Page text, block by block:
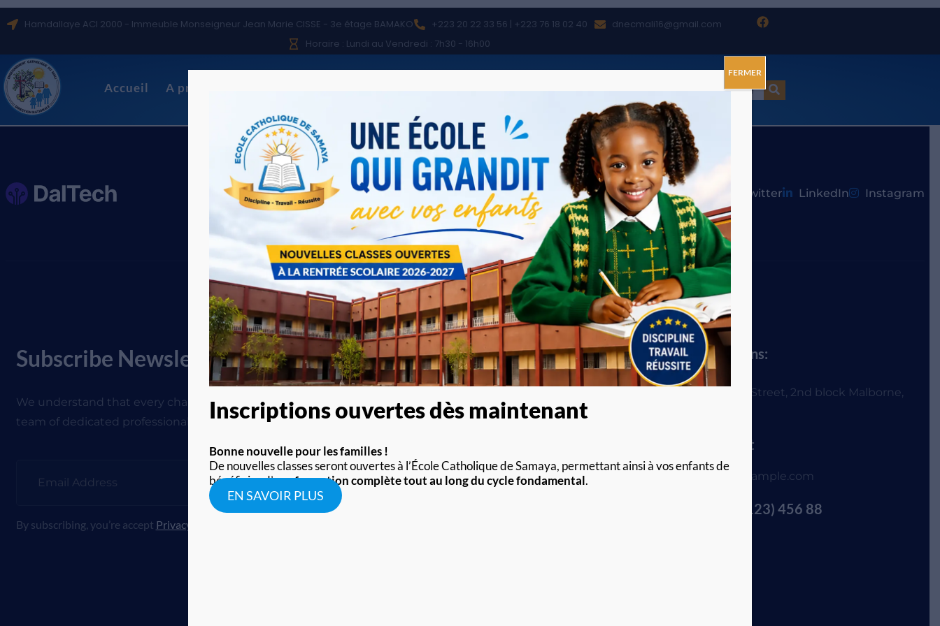
Hamdallaye ACI 2000 - Immeuble Monseigneur Jean Marie CISSE - 3e étage BAMAKO +223 20 22 33 56 | +223 76 18 02 40
dnecmali16@gmail.com
Horaire : Lundi au Vendredi : 7h30 - 16h00
Accueil A propos Statistiques Contact
Facebook Twitter LinkedIn Instagram
Subscribe Newsletter
We understand that every challenge is an opportunity we are here seize a
team of dedicated professionals and a culture
Sign Up
By subscribing, you’re accept Privacy Policy
Services
Machine Learning & AI
IT Cyber Security
Locations:
55 Main Street, 2nd block Malborne,
Contact
info@example.com
+880 (123) 456 88
Inscriptions ouvertes dès maintenant
Bonne nouvelle pour les familles !
De nouvelles classes seront ouvertes à l’École Catholique de Samaya, permettant ainsi à vos enfants de
bénéficier d’uneformation complète tout au long du cycle fondamental.
EN SAVOIR PLUS
FERMER